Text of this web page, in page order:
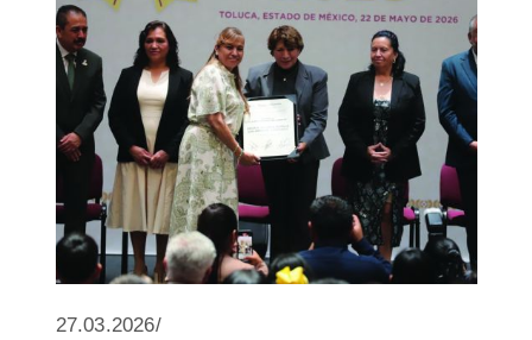
27.03.2026/